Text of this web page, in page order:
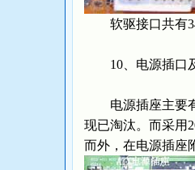
软驱接口共有34
10、电源插口
电源插座主要有
现已淘汰。而采用
而外，在电源插座